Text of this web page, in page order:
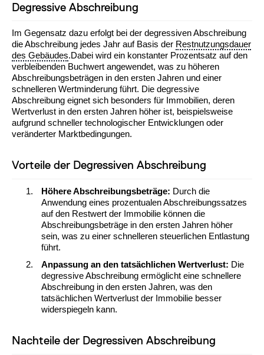
Degressive Abschreibung
Im Gegensatz dazu erfolgt bei der degressiven Abschreibung
die Abschreibung jedes Jahr auf Basis der Restnutzungsdauer
des Gebäudes.Dabei wird ein konstanter Prozentsatz auf den
verbleibenden Buchwert angewendet, was zu höheren
Abschreibungsbeträgen in den ersten Jahren und einer
schnelleren Wertminderung führt. Die degressive
Abschreibung eignet sich besonders für Immobilien, deren
Wertverlust in den ersten Jahren höher ist, beispielsweise
aufgrund schneller technologischer Entwicklungen oder
veränderter Marktbedingungen.
Vorteile der Degressiven Abschreibung
Höhere Abschreibungsbeträge: Durch die
Anwendung eines prozentualen Abschreibungssatzes
auf den Restwert der Immobilie können die
Abschreibungsbeträge in den ersten Jahren höher
sein, was zu einer schnelleren steuerlichen Entlastung
führt.
Anpassung an den tatsächlichen Wertverlust: Die
degressive Abschreibung ermöglicht eine schnellere
Abschreibung in den ersten Jahren, was den
tatsächlichen Wertverlust der Immobilie besser
widerspiegeln kann.
Nachteile der Degressiven Abschreibung